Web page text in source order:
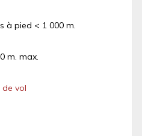
à pied < 1 000 m.
m. max.
de vol